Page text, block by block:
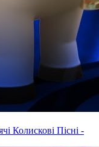
Колисковi Піснi -